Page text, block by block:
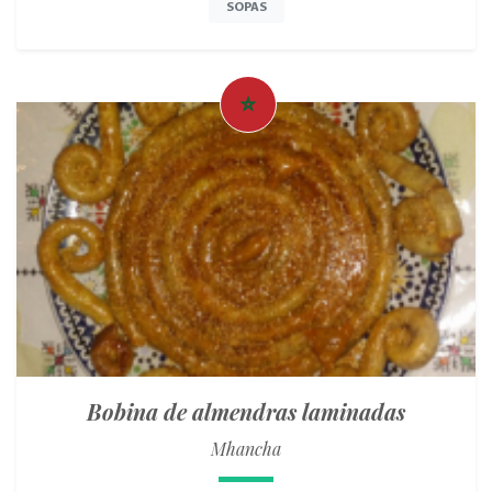
SOPAS
Bobina de almendras laminadas
Mhancha